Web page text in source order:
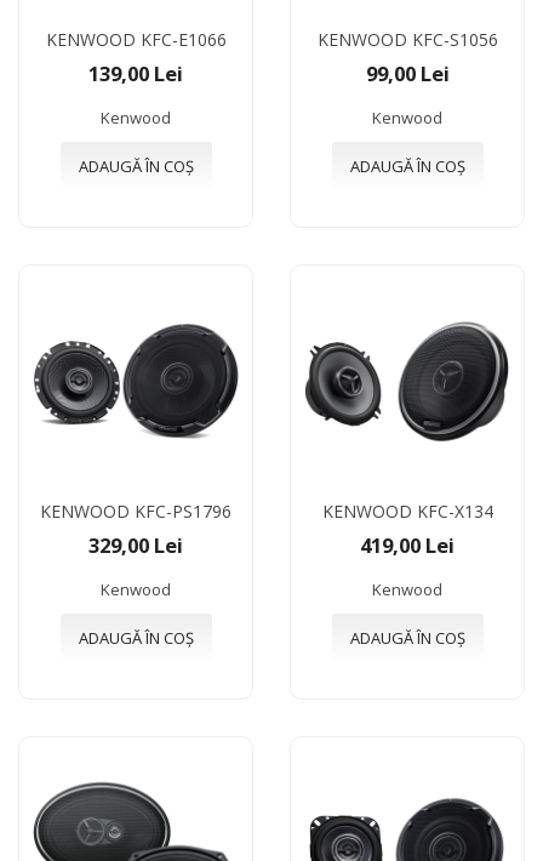
KENWOOD KFC-E1066
139,00 Lei
Kenwood
ADAUGĂ ÎN COȘ
KENWOOD KFC-S1056
99,00 Lei
Kenwood
ADAUGĂ ÎN COȘ
KENWOOD KFC-PS1796
329,00 Lei
Kenwood
ADAUGĂ ÎN COȘ
KENWOOD KFC-X134
419,00 Lei
Kenwood
ADAUGĂ ÎN COȘ